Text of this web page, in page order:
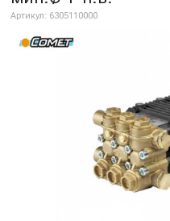
Артикул: 6305110000